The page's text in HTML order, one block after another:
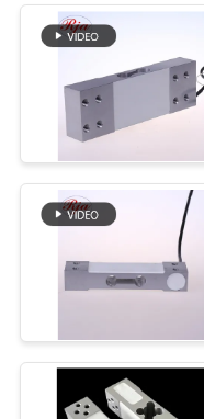
YÊU
GIÁ
WEB
Loại tế
Tế bào